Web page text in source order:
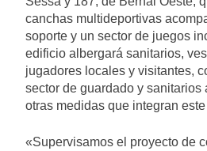
canchas multideportivas
soporte y un sector de juegos
edificio albergará sanitarios,
jugadores locales y visitantes,
sector de guardado y sanitarios
otras medidas que integran
«Supervisamos el proyecto de